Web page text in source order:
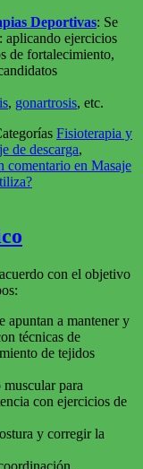
Deportivas: Se
aplicando ejercicios
de fortalecimiento,
, gonartrosis, etc.
Fisioterapia y
de descarga,
comentario en Masaje
con el objetivo
apuntan a mantener y
técnicas de
de tejidos
para
con ejercicios de
y corregir la